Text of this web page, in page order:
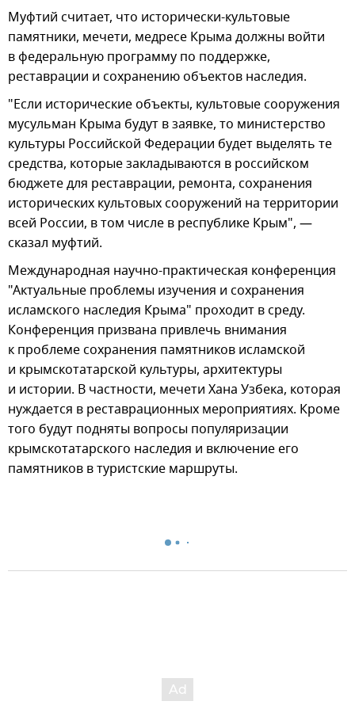
Муфтий считает, что исторически-культовые
памятники, мечети, медресе Крыма должны войти
в федеральную программу по поддержке,
реставрации и сохранению объектов наследия.
"Если исторические объекты, культовые сооружения
мусульман Крыма будут в заявке, то министерство
культуры Российской Федерации будет выделять те
средства, которые закладываются в российском
бюджете для реставрации, ремонта, сохранения
исторических культовых сооружений на территории
всей России, в том числе в республике Крым", —
сказал муфтий.
Международная научно-практическая конференция
"Актуальные проблемы изучения и сохранения
исламского наследия Крыма" проходит в среду.
Конференция призвана привлечь внимания
к проблеме сохранения памятников исламской
и крымскотатарской культуры, архитектуры
и истории. В частности, мечети Хана Узбека, которая
нуждается в реставрационных мероприятиях. Кроме
того будут подняты вопросы популяризации
крымскотатарского наследия и включение его
памятников в туристские маршруты.